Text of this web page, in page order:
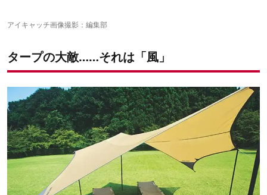
アイキャッチ画像撮影：編集部
タープの大敵……それは「風」